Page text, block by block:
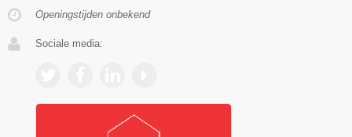
Openingstijden onbekend
Sociale media: